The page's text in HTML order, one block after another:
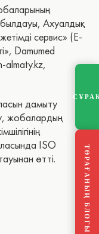
Ахуалдық
сервис» (Е-
Damumed
almaty.kz,
дамыту
жобалардың
ISO
өтті.
ТӨРАҒАНЫҢ БЛОГЫ